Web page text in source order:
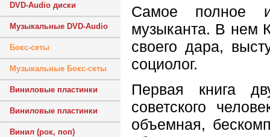
DVD-Audio диски
Музыкальные DVD-Audio
Бокс-сеты
Музыкальные Бокс-сеты
Виниловые пластинки
Виниловые пластинки
Винил (рок, поп)
Самое полное
музыканта. В нем
своего дара,
социолог.
Первая книга
советского
объемная,